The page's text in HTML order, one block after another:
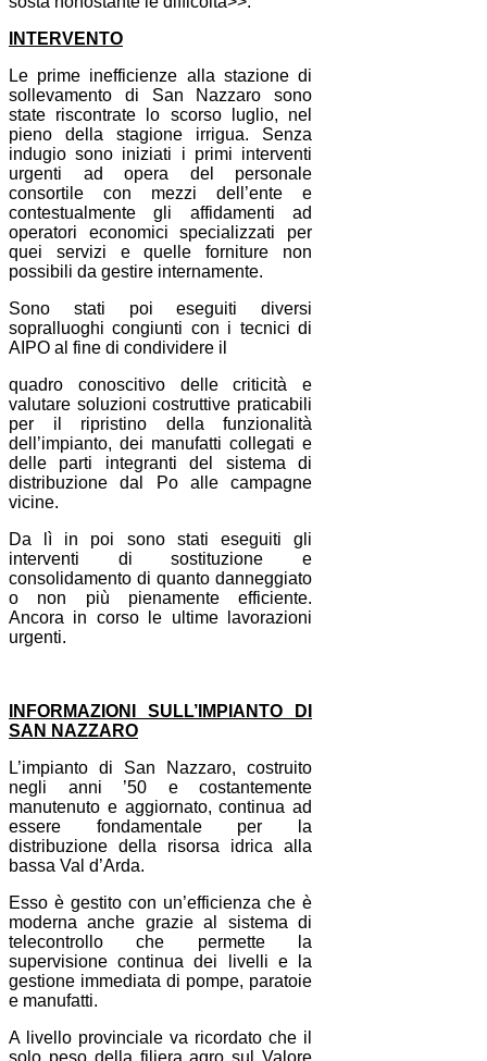
INTERVENTO
Le prime inefficienze alla stazione di
sollevamento di San Nazzaro sono
state riscontrate lo scorso luglio, nel
pieno della stagione irrigua. Senza
indugio sono iniziati i primi interventi
urgenti ad opera del personale
consortile con mezzi dell’ente e
contestualmente gli affidamenti ad
operatori economici specializzati per
quei servizi e quelle forniture non
possibili da gestire internamente.
Sono stati poi eseguiti diversi
sopralluoghi congiunti con i tecnici di
AIPO al fine di condividere il
quadro conoscitivo delle criticità e
valutare soluzioni costruttive praticabili
per il ripristino della funzionalità
dell’impianto, dei manufatti collegati e
delle parti integranti del sistema di
distribuzione dal Po alle campagne
vicine.
Da lì in poi sono stati eseguiti gli
interventi di sostituzione e
consolidamento di quanto danneggiato
o non più pienamente efficiente.
Ancora in corso le ultime lavorazioni
urgenti.
INFORMAZIONI SULL’IMPIANTO DI
SAN NAZZARO
L’impianto di San Nazzaro, costruito
negli anni ’50 e costantemente
manutenuto e aggiornato, continua ad
essere fondamentale per la
distribuzione della risorsa idrica alla
bassa Val d’Arda.
Esso è gestito con un’efficienza che è
moderna anche grazie al sistema di
telecontrollo che permette la
supervisione continua dei livelli e la
gestione immediata di pompe, paratoie
e manufatti.
A livello provinciale va ricordato che il
solo peso della filiera agro sul Valore